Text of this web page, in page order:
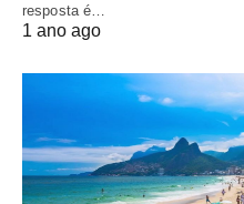
resposta é…
1 ano ago